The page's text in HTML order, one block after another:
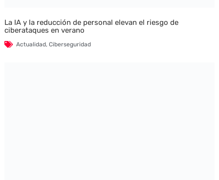
La IA y la reducción de personal elevan el riesgo de
ciberataques en verano
Actualidad, Ciberseguridad